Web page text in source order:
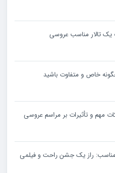
خاص و متفاوت باشید
مهم و تأثیرات بر مراسم عروسی
راز یک جشن راحت و فیلمی